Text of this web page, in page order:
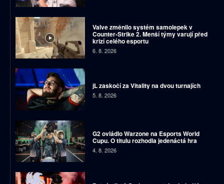
Valve změnilo systém samolepek v
Counter-Strike 2. Menší týmy varují před
krizí celého esportu
6. 8. 2026
jL zaskočí za Vitality na dvou turnajích
5. 8. 2026
G2 ovládlo Warzone na Esports World
Cupu. O titulu rozhodla jedenáctá hra
4. 8. 2026